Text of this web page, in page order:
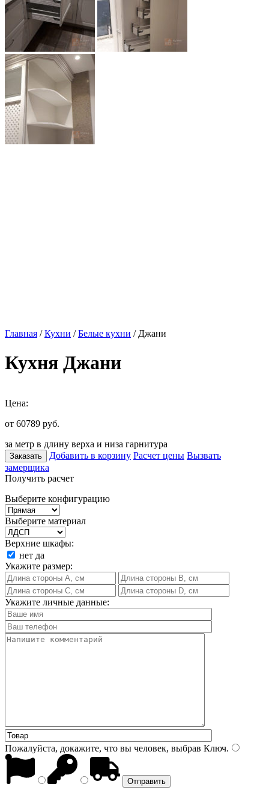
Главная /Кухни /Белые кухни / Джани
Кухня Джани
Цена:
от 60789 руб.
за метр в длину верха и низа гарнитура
Заказать Добавить в корзину Расчет цены Вызвать
замерщика
Получить расчет
Выберите конфигурацию
Выберите материал
Верхние шкафы:
нет да
Укажите размер:
Укажите личные данные:
Пожалуйста, докажите, что вы человек, выбрав Ключ.